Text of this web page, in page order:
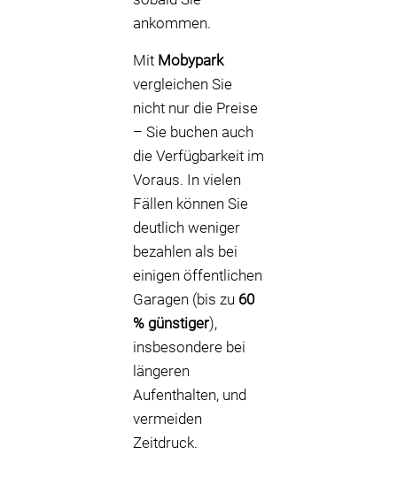
ankommen.
Mit Mobypark
vergleichen Sie
nicht nur die Preise
– Sie buchen auch
die Verfügbarkeit im
Voraus. In vielen
Fällen können Sie
deutlich weniger
bezahlen als bei
einigen öffentlichen
Garagen (bis zu 60
% günstiger),
insbesondere bei
längeren
Aufenthalten, und
vermeiden
Zeitdruck.